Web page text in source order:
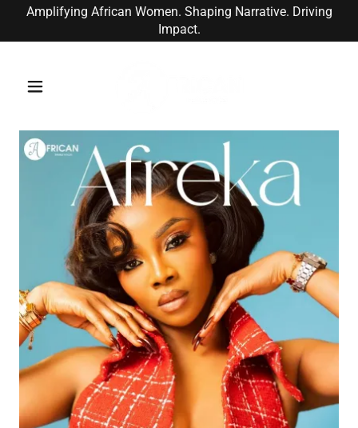
Amplifying African Women. Shaping Narrative. Driving
Impact.